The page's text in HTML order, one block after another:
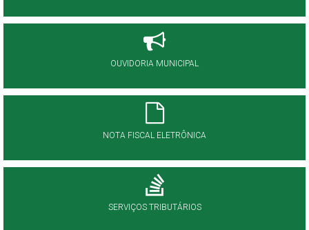
OUVIDORIA MUNICIPAL
NOTA FISCAL ELETRÔNICA
SERVIÇOS TRIBUTÁRIOS